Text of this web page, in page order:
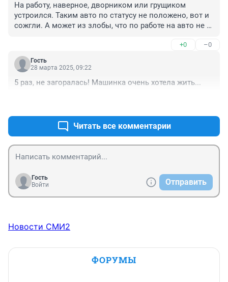
На работу, наверное, дворником или грущиком
устроился. Таким авто по статусу не положено, вот и
сожгли. А может из злобы, что по работе на авто не
+0 –0
Гость
28 марта 2025, 09:22
5 раз, не загоралась! Машинка очень хотела жить...
Читать все комментарии
Гость
Войти
Отправить
Новости СМИ2
ФОРУМЫ